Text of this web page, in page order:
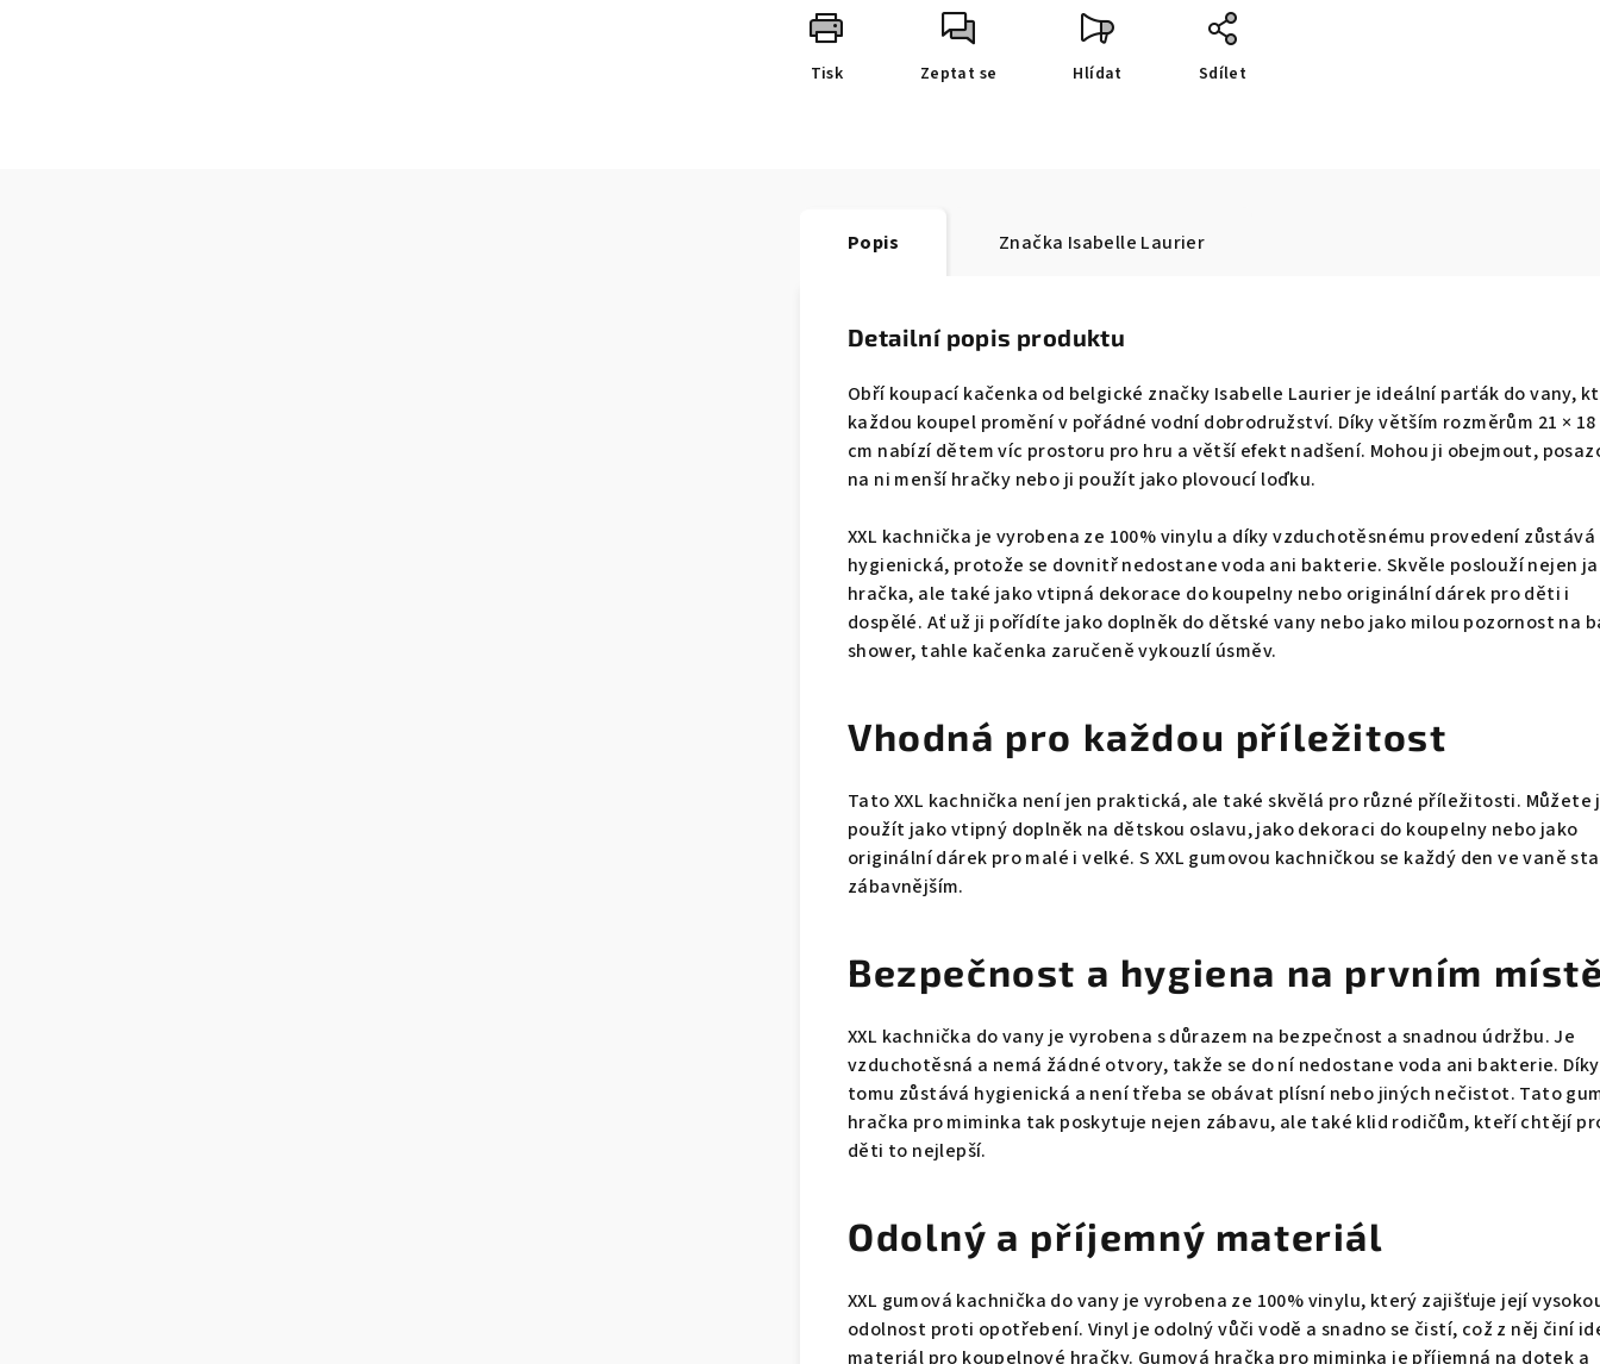
Tisk Zeptat se Hlídat Sdílet
Popis Značka Isabelle Laurier
Detailní popis produktu
Obří koupací kačenka od belgické značky Isabelle Laurier je ideální parťák do vany,
každou koupel promění v pořádné vodní dobrodružství. Díky větším rozměrům 21 × 18
cm nabízí dětem víc prostoru pro hru a větší efekt nadšení. Mohou ji obejmout,
na ni menší hračky nebo ji použít jako plovoucí loďku.
XXL kachnička je vyrobena ze 100% vinylu a díky vzduchotěsnému provedení zůstává
hygienická, protože se dovnitř nedostane voda ani bakterie. Skvěle poslouží nejen
hračka, ale také jako vtipná dekorace do koupelny nebo originální dárek pro děti i
dospělé. Ať už ji pořídíte jako doplněk do dětské vany nebo jako milou pozornost na
shower, tahle kačenka zaručeně vykouzlí úsměv.
Vhodná pro každou příležitost
Tato XXL kachnička není jen praktická, ale také skvělá pro různé příležitosti. Můžete
použít jako vtipný doplněk na dětskou oslavu, jako dekoraci do koupelny nebo jako
originální dárek pro malé i velké. S XXL gumovou kachničkou se každý den ve vaně
zábavnějším.
Bezpečnost a hygiena na prvním
XXL kachnička do vany je vyrobena s důrazem na bezpečnost a snadnou údržbu. Je
vzduchotěsná a nemá žádné otvory, takže se do ní nedostane voda ani bakterie. Díky
tomu zůstává hygienická a není třeba se obávat plísní nebo jiných nečistot. Tato
hračka pro miminka tak poskytuje nejen zábavu, ale také klid rodičům, kteří chtějí
děti to nejlepší.
Odolný a příjemný materiál
XXL gumová kachnička do vany je vyrobena ze 100% vinylu, který zajišťuje její
odolnost proti opotřebení. Vinyl je odolný vůči vodě a snadno se čistí, což z něj činí
materiál pro koupelnové hračky. Gumová hračka pro miminka je příjemná na dotek a